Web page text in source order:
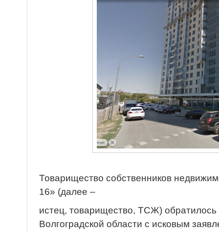
Товарищество собственников
16» (далее –
истец, товарищество, ТСЖ)
Волгоградской области с исковым